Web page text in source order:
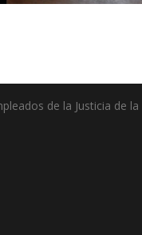
de la Justicia de